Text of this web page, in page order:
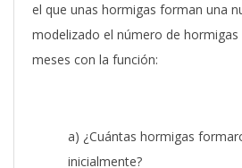
el que unas hormigas forman una
modelizado el número de hormigas
meses con la función:
a) ¿Cuántas hormigas
inicialmente?